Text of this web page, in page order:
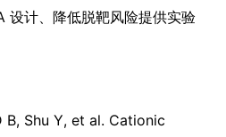
设计、降低脱靶风险提供实验
Shu Y, et al. Cationic